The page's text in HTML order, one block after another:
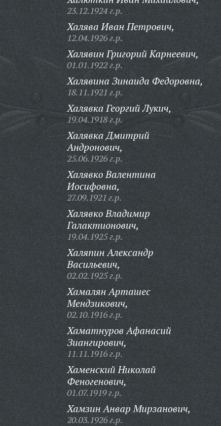
23.12.1924 г.р.
Халява Иван Петрович,
12.04.1926 г.р.
Халявин Григорий Карнеевич,
01.01.1922 г.р.
Халявина Зинаида Федоровна,
18.11.1921 г.р.
Халявка Георгий Лукич,
19.04.1918 г.р.
Халявка Дмитрий
Андронович,
25.06.1926 г.р.
Халявко Валентина
Иосифовна,
27.09.1921 г.р.
Халявко Владимир
Галактионович,
19.04.1925 г.р.
Халяпин Александр
Васильевич,
02.02.1925 г.р.
Хамалян Арташес
Мендзикович,
02.10.1916 г.р.
Хаматнуров Афанасий
Зиангирович,
11.11.1916 г.р.
Хаменский Николай
Феногенович,
01.07.1919 г.р.
Хамзин Анвар Мирзанович,
20.03.1926 г.р.